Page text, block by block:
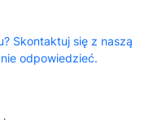
Skontaktuj się z naszą
odpowiedzieć.